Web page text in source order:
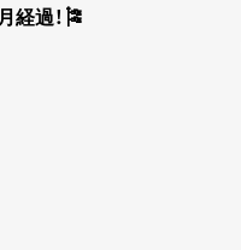
経過！🎏